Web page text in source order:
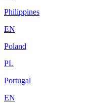
Philippines
EN
Poland
PL
Portugal
EN